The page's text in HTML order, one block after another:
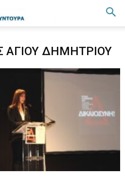
ΑΓΙΟΥ ΔΗΜΗΤΡΙΟΥ